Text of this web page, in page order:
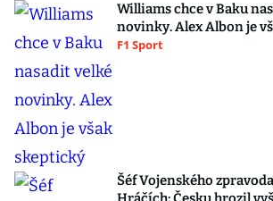
Williams chce v Baku
novinky. Alex Albon je
F1 Sport
Šéf Vojenského